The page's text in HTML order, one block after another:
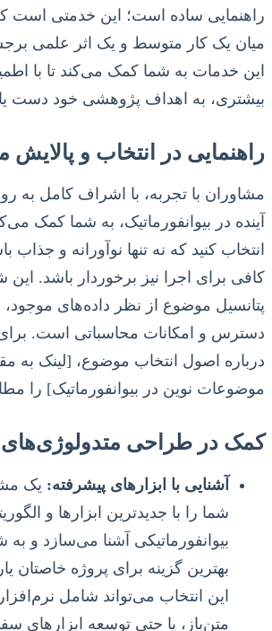
راهنمایی ساده است؛ این خدمتی است
میان یک کار متوسط و یک اثر علمی
این خدمات به شما کمک می‌کند تا با
بیشتری، به اهداف پژوهشی خود دست
راهنمایی در انتخاب و
مشاوران با تجربه، با اشراف کامل به
آینده در بیوانفورماتیک، به شما کمک
انتخاب کنید که نه تنها نوآورانه و جذاب
کافی برای اجرا نیز برخوردار باشد. این
پتانسیل موضوع از نظر داده‌های موجود،
دسترس و امکانات محاسباتی است. برای
درباره اصول انتخاب موضوع، [لینک به
موضوعات نوین در بیوانفورماتیک] را
کمک در طراحی متدولوژی‌های
آشنایی با ابزارهای پیشرفته: یک
شما را با جدیدترین ابزارها و
بیوانفورماتیکی آشنا می‌سازد و به
بهترین گزینه برای پروژه خاصتان
این انتخاب می‌تواند شامل
متن‌باز، یا حتی توسعه ابزارهای